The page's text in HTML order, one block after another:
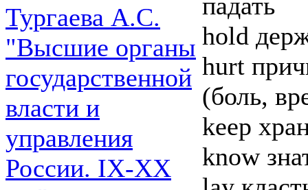
Тургаева А.С.
"Высшие органы
государственной
власти и
управления
России. IХ-ХХ
hold
hurt
(боль,
keep
know